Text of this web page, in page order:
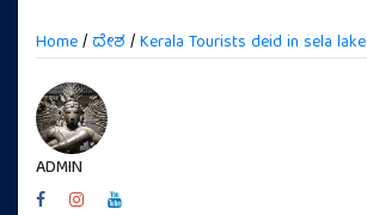
Home/ ದೇಶ /Kerala Tourists deid in sela lake
ADMIN